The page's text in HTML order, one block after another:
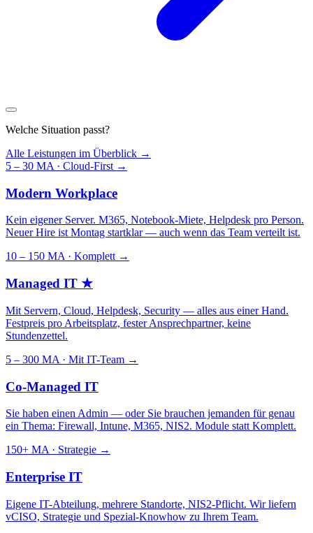
Welche Situation passt?
Alle Leistungen im Überblick →
5 – 30 MA · Cloud-First →
Modern Workplace
Kein eigener Server. M365, Notebook-Miete, Helpdesk pro Person.
Neuer Hire ist Montag startklar — auch wenn das Team verteilt ist.
10 – 150 MA · Komplett →
Managed IT ★
Mit Servern, Cloud, Helpdesk, Security — alles aus einer Hand.
Festpreis pro Arbeitsplatz, fester Ansprechpartner, keine
Stundenzettel.
5 – 300 MA · Mit IT-Team →
Co-Managed IT
Sie haben einen Admin — oder Sie brauchen jemanden für genau
ein Thema: Firewall, Intune, M365, NIS2. Module statt Komplett.
150+ MA · Strategie →
Enterprise IT
Eigene IT-Abteilung, mehrere Standorte, NIS2-Pflicht. Wir liefern
vCISO, Strategie und Spezial-Knowhow zu Ihrem Team.